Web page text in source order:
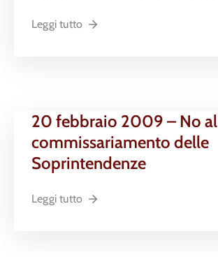
Leggi tutto
20 febbraio 2009 – No al
commissariamento delle
Soprintendenze
Leggi tutto